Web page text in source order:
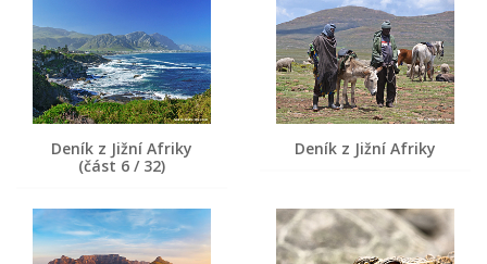
Deník z Jižní Afriky
(část 6 / 32)
Deník z Jižní Afriky